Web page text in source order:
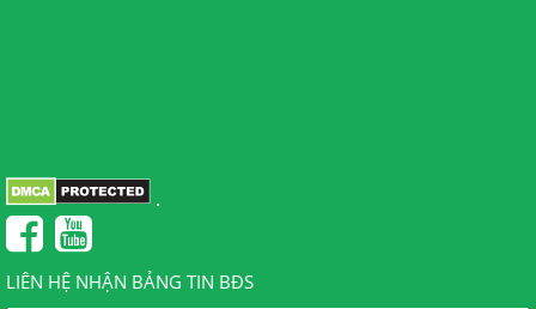
.
LIÊN HỆ NHẬN BẢNG TIN BĐS